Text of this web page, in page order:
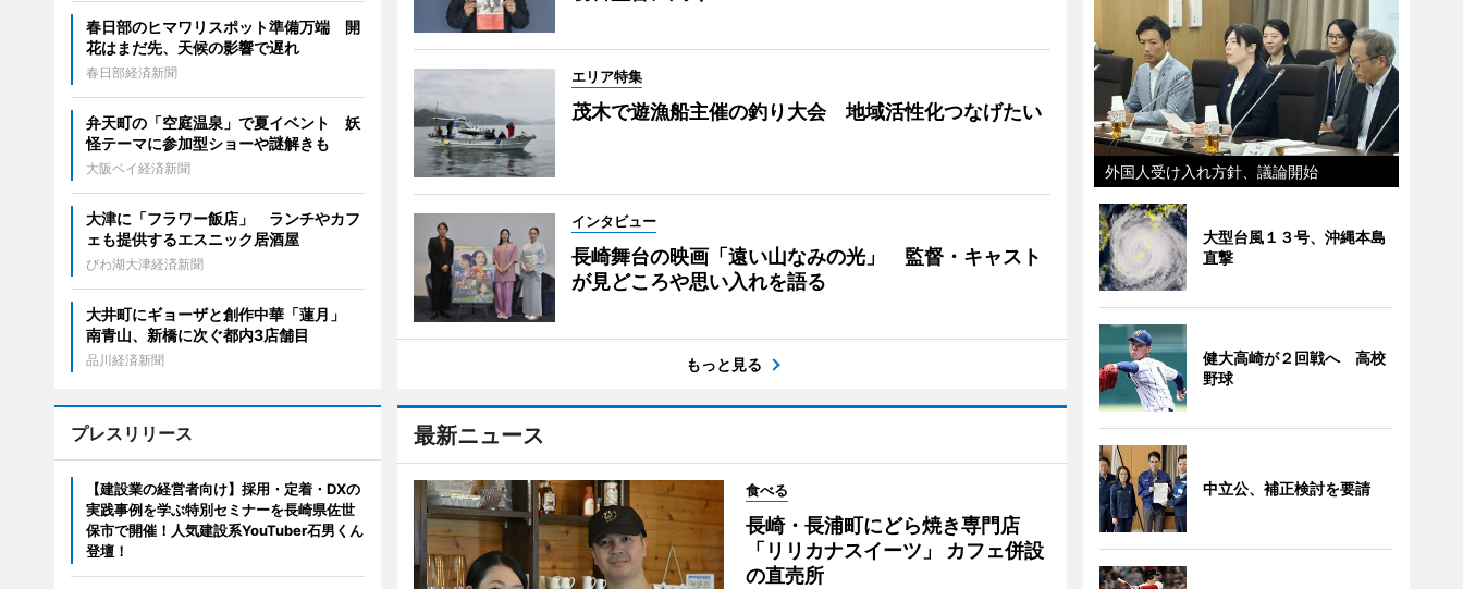
エリア特集
茂木で遊漁船主催の釣り大会 地域活性化つなげたい
インタビュー
長崎舞台の映画「遠い山なみの光」 監督・キャスト
が見どころや思い入れを語る
もっと見る
最新ニュース
食べる
長崎・長浦町にどら焼き専門店
「リリカナスイーツ」 カフェ併設
の直売所
春日部のヒマワリスポット準備万端 開
花はまだ先、天候の影響で遅れ
春日部経済新聞
弁天町の「空庭温泉」で夏イベント 妖
怪テーマに参加型ショーや謎解きも
大阪ベイ経済新聞
大津に「フラワー飯店」 ランチやカフ
ェも提供するエスニック居酒屋
びわ湖大津経済新聞
大井町にギョーザと創作中華「蓮月」
南青山、新橋に次ぐ都内3店舗目
品川経済新聞
プレスリリース
【建設業の経営者向け】採用・定着・DXの
実践事例を学ぶ特別セミナーを長崎県佐世
保市で開催！人気建設系YouTuber石男くん
登壇！
外国人受け入れ方針、議論開始
大型台風１３号、沖縄本島
直撃
健大高崎が２回戦へ 高校
野球
中立公、補正検討を要請